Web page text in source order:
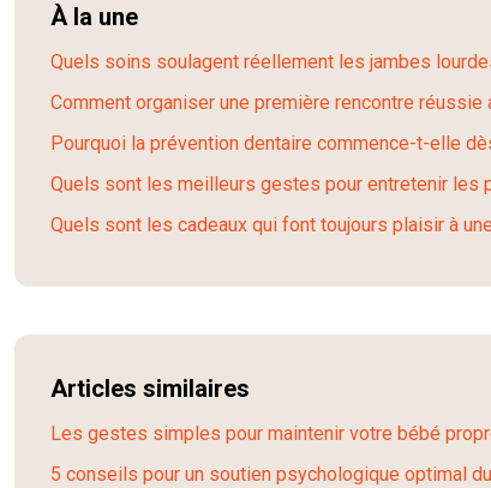
À la une
Quels soins soulagent réellement les jambes
Comment organiser une première rencontre réussie
Pourquoi la prévention dentaire commence-t-elle
Quels sont les meilleurs gestes pour entretenir les
Quels sont les cadeaux qui font toujours plaisir à
Articles similaires
Les gestes simples pour maintenir votre bébé
5 conseils pour un soutien psychologique optimal